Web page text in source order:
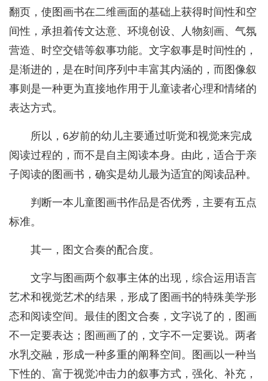
翻页，使图画书在二维画面的基础上获得时间性和空
间性，承担着传文达意、环境创设、人物刻画、气氛
营造、时空交错等叙事功能。文字叙事是时间性的，
是渐进的，是在时间序列中丰富其内涵的，而图像叙
事则是一种更为直接地作用于儿童读者心理和情绪的
表达方式。
所以，6岁前的幼儿主要通过听觉和视觉来完成
阅读过程的，而不是自主阅读本身。由此，适合于亲
子阅读的图画书，确实是幼儿最为适宜的阅读品种。
判断一本儿童图画书作品是否优秀，主要有五点
标准。
其一，图文合奏的配合度。
文字与图画两个叙事主体的出现，综合运用语言
艺术和视觉艺术的结果，形成了图画书的特殊美学形
态和阅读空间。最佳的图文合奏，文字说了的，图画
不一定要表达；图画画了的，文字不一定要说。两者
水乳交融，形成一种多重的阐释空间。图画以一种当
下性的、富于视觉冲击力的叙事方式，强化、补充，